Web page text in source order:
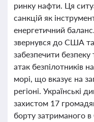
ринку нафти. Ця
санкцій як
енергетичний
звернувся до США
забезпечити
атак безпілотників
морі, що вказує на
регіоні.
захистом 17
борту затриманого